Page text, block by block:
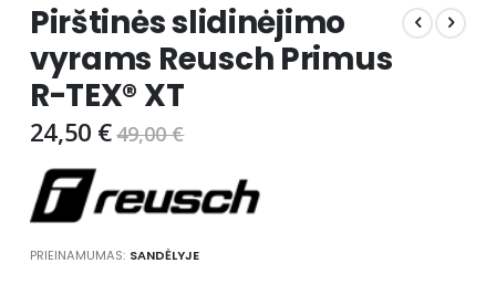
to
the
beginning
of
the
images
Pirštinės slidinėjimo
vyrams Reusch Primus
R-TEX® XT
24,50 €49,00 €
PRIEINAMUMAS: SANDĖLYJE